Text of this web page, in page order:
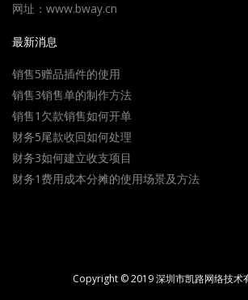
网址：www.bway.cn
最新消息
销售5赠品插件的使用
销售3销售单的制作方法
销售1欠款销售如何开单
财务5尾款收回如何处理
财务3如何建立收支项目
财务1费用成本分摊的使用场景及方法
Copyright © 2019 深圳市凯路网络技术